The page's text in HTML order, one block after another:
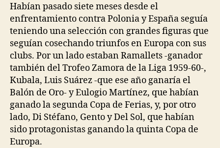
Habían pasado siete meses desde el
enfrentamiento contra Polonia y España seguía
teniendo una selección con grandes figuras que
seguían cosechando triunfos en Europa con sus
clubs. Por un lado estaban Ramallets -ganador
también del Trofeo Zamora de la Liga 1959-60-,
Kubala, Luis Suárez -que ese año ganaría el
Balón de Oro- y Eulogio Martínez, que habían
ganado la segunda Copa de Ferias, y, por otro
lado, Di Stéfano, Gento y Del Sol, que habían
sido protagonistas ganando la quinta Copa de
Europa.